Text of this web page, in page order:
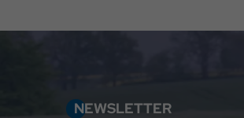
NEWSLETTER